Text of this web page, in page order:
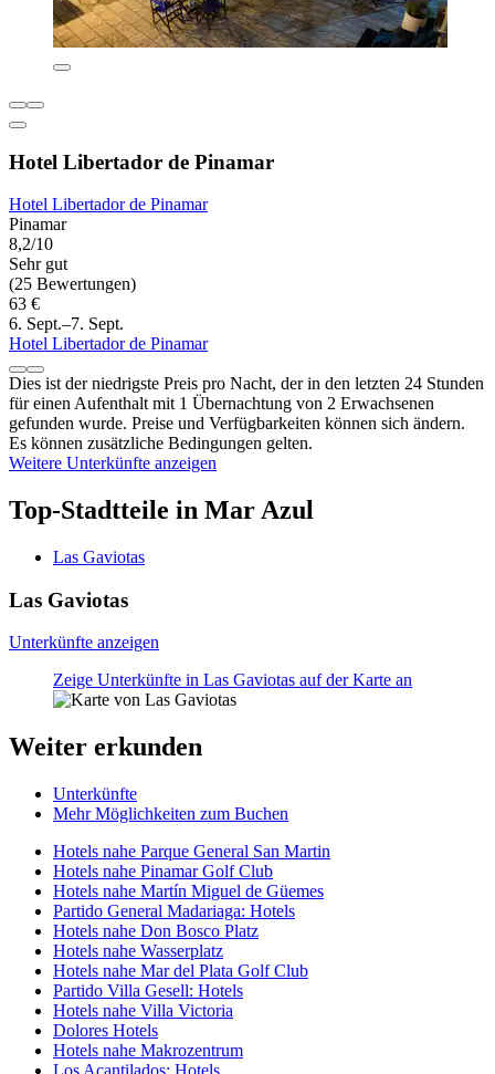
Hotel Libertador de Pinamar
Hotel Libertador de Pinamar
Pinamar
8,2/10
Sehr gut
(25 Bewertungen)
63 €
6. Sept.–7. Sept.
Hotel Libertador de Pinamar
Dies ist der niedrigste Preis pro Nacht, der in den letzten 24 Stunden
für einen Aufenthalt mit 1 Übernachtung von 2 Erwachsenen
gefunden wurde. Preise und Verfügbarkeiten können sich ändern.
Es können zusätzliche Bedingungen gelten.
Weitere Unterkünfte anzeigen
Top-Stadtteile in Mar Azul
Las Gaviotas
Las Gaviotas
Unterkünfte anzeigen
Zeige Unterkünfte in Las Gaviotas auf der Karte an
Weiter erkunden
Unterkünfte
Mehr Möglichkeiten zum Buchen
Hotels nahe Parque General San Martin
Hotels nahe Pinamar Golf Club
Hotels nahe Martín Miguel de Güemes
Partido General Madariaga: Hotels
Hotels nahe Don Bosco Platz
Hotels nahe Wasserplatz
Hotels nahe Mar del Plata Golf Club
Partido Villa Gesell: Hotels
Hotels nahe Villa Victoria
Dolores Hotels
Hotels nahe Makrozentrum